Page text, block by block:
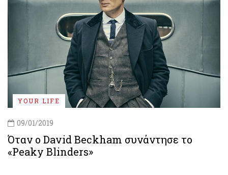
YOUR LIFE
09/01/2019
Όταν ο David Beckham συνάντησε το
«Peaky Blinders»